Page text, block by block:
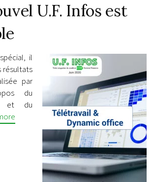
U.F. Infos est
il
résultats
par
du
et du